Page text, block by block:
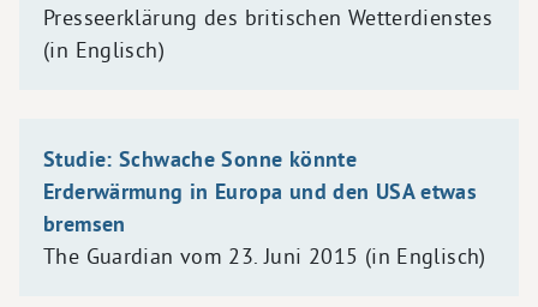
Presseerklärung des britischen Wetterdienstes
(in Englisch)
Studie: Schwache Sonne könnte
Erderwärmung in Europa und den USA etwas
bremsen
The Guardian vom 23. Juni 2015 (in Englisch)